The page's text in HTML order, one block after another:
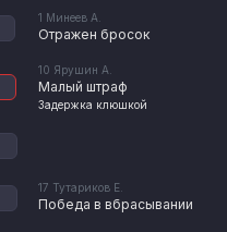
1 Минеев А.
Отражен бросок
10 Ярушин А.
Малый штраф
Задержка клюшкой
17 Тутариков Е.
Победа в вбрасывании